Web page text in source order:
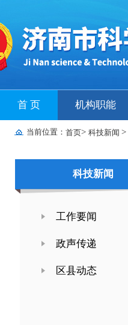
首 页 机构职能
当前位置： 首页> 科技新闻 >
科技新闻
工作要闻
政声传递
区县动态